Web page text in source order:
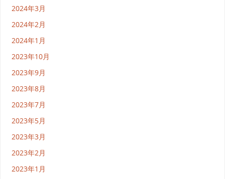
2024年3月
2024年2月
2024年1月
2023年10月
2023年9月
2023年8月
2023年7月
2023年5月
2023年3月
2023年2月
2023年1月